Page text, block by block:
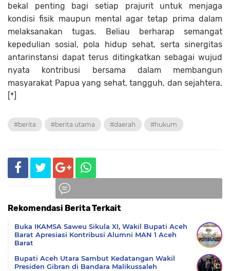
bekal penting bagi setiap prajurit untuk menjaga
kondisi fisik maupun mental agar tetap prima dalam
melaksanakan tugas. Beliau berharap semangat
kepedulian sosial, pola hidup sehat, serta sinergitas
antarinstansi dapat terus ditingkatkan sebagai wujud
nyata kontribusi bersama dalam membangun
masyarakat Papua yang sehat, tangguh, dan sejahtera.
[*]
#berita #berita utama #daerah #hukum
Rekomendasi Berita Terkait
Buka IKAMSA Saweu Sikula XI, Wakil Bupati Aceh
Barat Apresiasi Kontribusi Alumni MAN 1 Aceh
Barat
Bupati Aceh Utara Sambut Kedatangan Wakil
Presiden Gibran di Bandara Malikussaleh